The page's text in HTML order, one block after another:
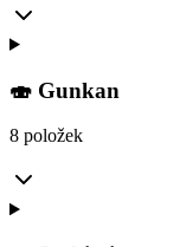
🍣 Gunkan
8 položek